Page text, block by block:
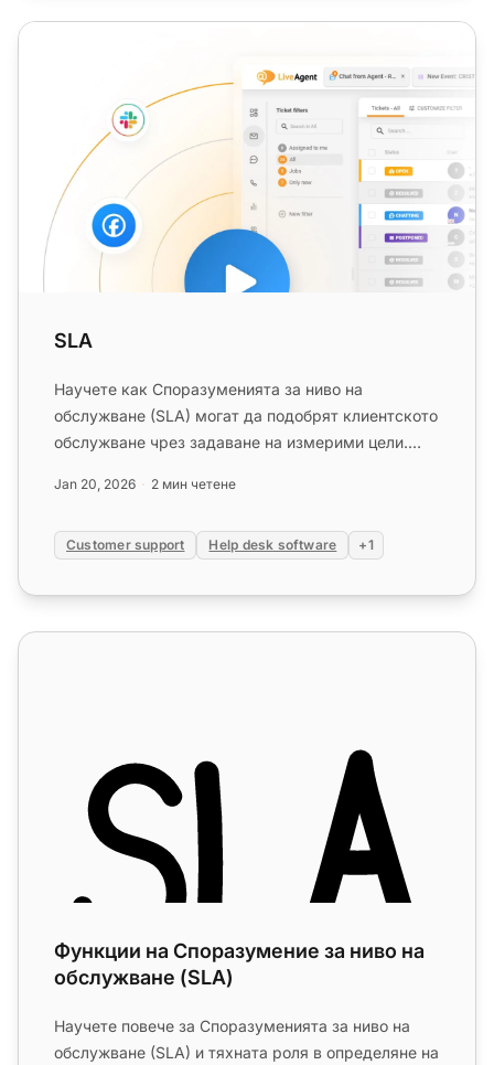
SLA
SLA
Научете как Споразуменията за ниво на
обслужване (SLA) могат да подобрят клиентското
обслужване чрез задаване на измерими цели.
Jan 20, 2026 2 мин четене
Customer support Help desk software +1
Функции на Споразумение за ниво на обслужване
Функции на Споразумение за ниво на
обслужване (SLA)
Научете повече за Споразуменията за ниво на
обслужване (SLA) и тяхната роля в определяне на